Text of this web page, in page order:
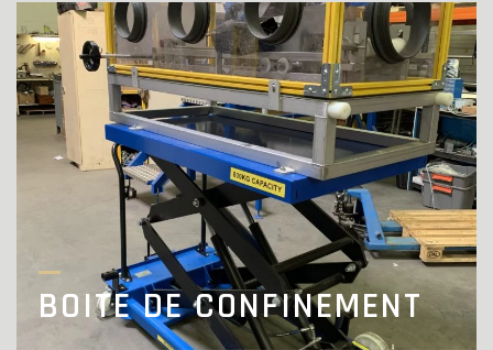
BOITE DE CONFINEMENT